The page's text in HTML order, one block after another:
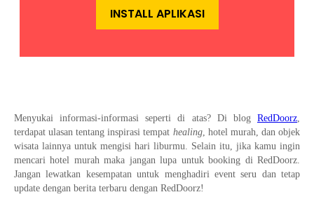
Menyukai informasi-informasi seperti di atas? Di blog RedDoorz,
terdapat ulasan tentang inspirasi tempat healing, hotel murah, dan objek
wisata lainnya untuk mengisi hari liburmu. Selain itu, jika kamu ingin
mencari hotel murah maka jangan lupa untuk booking di RedDoorz.
Jangan lewatkan kesempatan untuk menghadiri event seru dan tetap
update dengan berita terbaru dengan RedDoorz!